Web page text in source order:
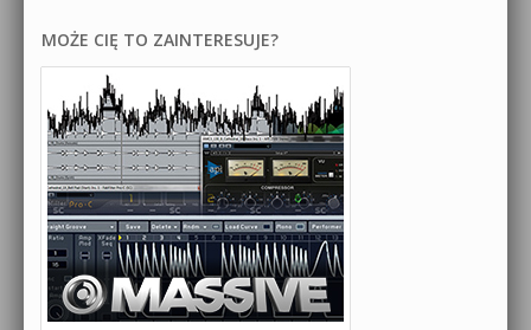
MOŻE CIĘ TO ZAINTERESUJE?